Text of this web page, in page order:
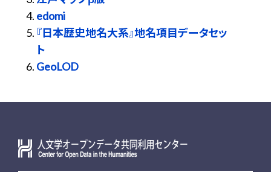
edomi
『日本歴史地名大系』地名項目データセッ
ト
GeoLOD